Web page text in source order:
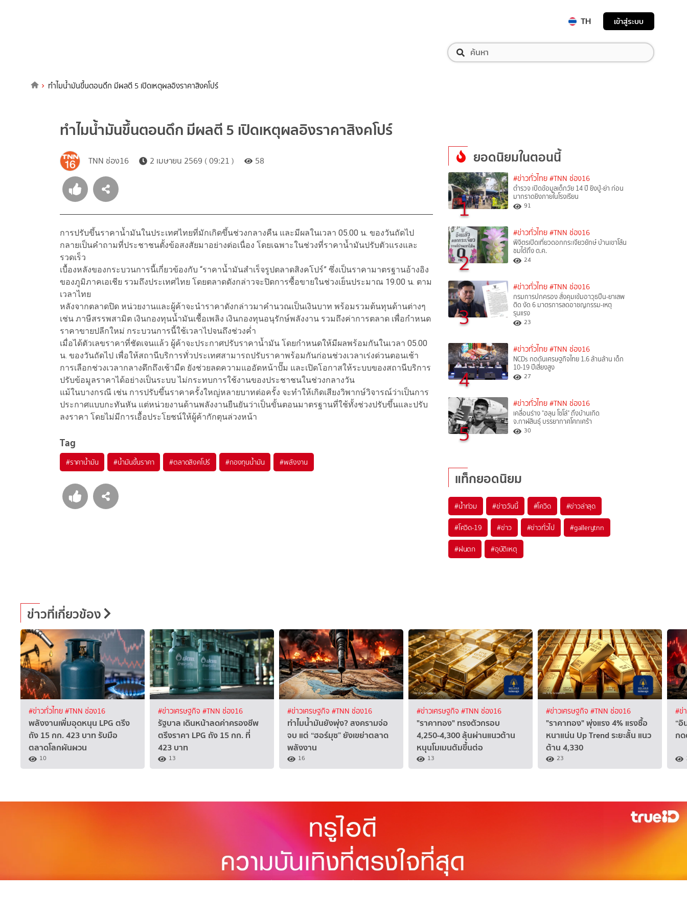
TH เข้าสู่ระบบ
ทำไมน้ำมันขึ้นตอนดึก มีผลตี 5 เปิดเหตุผลอิงราคาสิงคโปร์
ทำไมน้ำมันขึ้นตอนดึก มีผลตี 5 เปิดเหตุผลอิงราคาสิงคโปร์
TNN ช่อง16 2 เมษายน 2569 ( 09:21 ) 58
การปรับขึ้นราคาน้ำมันในประเทศไทยที่มักเกิดขึ้นช่วงกลางคืน และมีผลในเวลา 05.00 น. ของวันถัดไป
กลายเป็นคำถามที่ประชาชนตั้งข้อสงสัยมาอย่างต่อเนื่อง โดยเฉพาะในช่วงที่ราคาน้ำมันปรับตัวแรงและ
รวดเร็ว
เบื้องหลังของกระบวนการนี้เกี่ยวข้องกับ “ราคาน้ำมันสำเร็จรูปตลาดสิงคโปร์” ซึ่งเป็นราคามาตรฐานอ้างอิง
ของภูมิภาคเอเชีย รวมถึงประเทศไทย โดยตลาดดังกล่าวจะปิดการซื้อขายในช่วงเย็นประมาณ 19.00 น. ตาม
เวลาไทย
หลังจากตลาดปิด หน่วยงานและผู้ค้าจะนำราคาดังกล่าวมาคำนวณเป็นเงินบาท พร้อมรวมต้นทุนด้านต่างๆ
เช่น ภาษีสรรพสามิต เงินกองทุนน้ำมันเชื้อเพลิง เงินกองทุนอนุรักษ์พลังงาน รวมถึงค่าการตลาด เพื่อกำหนด
ราคาขายปลีกใหม่ กระบวนการนี้ใช้เวลาไปจนถึงช่วงค่ำ
เมื่อได้ตัวเลขราคาที่ชัดเจนแล้ว ผู้ค้าจะประกาศปรับราคาน้ำมัน โดยกำหนดให้มีผลพร้อมกันในเวลา 05.00
น. ของวันถัดไป เพื่อให้สถานีบริการทั่วประเทศสามารถปรับราคาพร้อมกันก่อนช่วงเวลาเร่งด่วนตอนเช้า
การเลือกช่วงเวลากลางดึกถึงเช้ามืด ยังช่วยลดความแออัดหน้าปั๊ม และเปิดโอกาสให้ระบบของสถานีบริการ
ปรับข้อมูลราคาได้อย่างเป็นระบบ ไม่กระทบการใช้งานของประชาชนในช่วงกลางวัน
แม้ในบางกรณี เช่น การปรับขึ้นราคาครั้งใหญ่หลายบาทต่อครั้ง จะทำให้เกิดเสียงวิพากษ์วิจารณ์ว่าเป็นการ
ประกาศแบบกะทันหัน แต่หน่วยงานด้านพลังงานยืนยันว่าเป็นขั้นตอนมาตรฐานที่ใช้ทั้งช่วงปรับขึ้นและปรับ
ลงราคา โดยไม่มีการเอื้อประโยชน์ให้ผู้ค้ากักตุนล่วงหน้า
Tag
#ราคาน้ำมัน #น้ำมันขึ้นราคา #ตลาดสิงคโปร์ #กองทุนน้ำมัน #พลังงาน
ยอดนิยมในตอนนี้
1
#ข่าวทั่วไทย #TNN ช่อง16
ตำรวจ เปิดข้อมูลเด็กวัย 14 ปี ยิงปู่-ย่า ก่อน
มากราดยิงภายในโรงเรียน
91
2
#ข่าวทั่วไทย #TNN ช่อง16
พิจิตรเปิดเที่ยวดอกกระเจียวยักษ์ บ้านเขาโล้น
ชมได้ถึง ต.ค.
24
3
#ข่าวทั่วไทย #TNN ช่อง16
กรมการปกครอง สั่งคุมเข้มอาวุธปืน-ยาเสพ
ติด งัด 6 มาตรการลดอาชญกรรม-เหตุ
รุนแรง
23
4
#ข่าวทั่วไทย #TNN ช่อง16
NCDs กดดันเศรษฐกิจไทย 1.6 ล้านล้าน เด็ก
10-19 ปีเสี่ยงสูง
27
5
#ข่าวทั่วไทย #TNN ช่อง16
เคลื่อนร่าง "ฮลุน โซโล่" ถึงบ้านเกิด
จ.กาฬสินธุ์ บรรยากาศโศกเศร้า
30
แท็กยอดนิยม
#น้ำท่วม #ข่าววันนี้ #โควิด #ข่าวล่าสุด
#โควิด-19 #ข่าว #ข่าวทั่วไป #gallerytnn
#ฝนตก #อุบัติเหตุ
ข่าวที่เกี่ยวข้อง
#ข่าวทั่วไทย#TNN ช่อง16
พลังงานเพิ่มอุดหนุน LPG ตรึง
ถัง 15 กก. 423 บาท รับมือ
ตลาดโลกผันผวน
10
#ข่าวเศรษฐกิจ #TNN ช่อง16
รัฐบาล เดินหน้าลดค่าครองชีพ
ตรึงราคา LPG ถัง 15 กก. ที่
423 บาท
13
#ข่าวเศรษฐกิจ #TNN ช่อง16
ทำไมน้ำมันยังพุ่ง? สงครามจ่อ
จบ แต่ “ฮอร์มุซ” ยังเขย่าตลาด
พลังงาน
16
#ข่าวเศรษฐกิจ #TNN ช่อง16
"ราคาทอง" ทรงตัวกรอบ
4,250-4,300 ลุ้นผ่านแนวต้าน
หนุนโมเมนตัมขึ้นต่อ
13
#ข่าวเศรษฐกิจ #TNN ช่อง16
"ราคาทอง" พุ่งแรง 4% แรงซื้อ
หนาแน่น Up Trend ระยะสั้น แนว
ต้าน 4,330
23
#ข่
“อิ
กด